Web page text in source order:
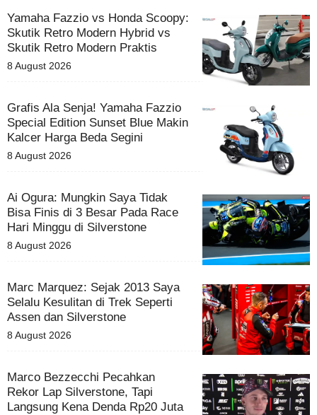
Yamaha Fazzio vs Honda Scoopy:
Skutik Retro Modern Hybrid vs
Skutik Retro Modern Praktis
8 August 2026
Grafis Ala Senja! Yamaha Fazzio
Special Edition Sunset Blue Makin
Kalcer Harga Beda Segini
8 August 2026
Ai Ogura: Mungkin Saya Tidak
Bisa Finis di 3 Besar Pada Race
Hari Minggu di Silverstone
8 August 2026
Marc Marquez: Sejak 2013 Saya
Selalu Kesulitan di Trek Seperti
Assen dan Silverstone
8 August 2026
Marco Bezzecchi Pecahkan
Rekor Lap Silverstone, Tapi
Langsung Kena Denda Rp20 Juta